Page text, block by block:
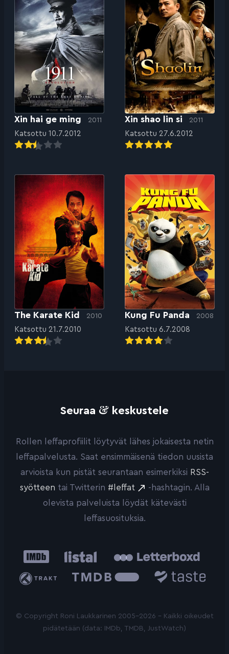
Xin hai ge ming 2011
Katsottu 10.7.2012
Xin shao lin si 2011
Katsottu 27.6.2012
The Karate Kid 2010
Katsottu 21.7.2010
Kung Fu Panda 2008
Katsottu 6.7.2008
Seuraa & keskustele
Rollen leffaprofiilit löytyvät lähes jokaisesta netin
leffapalvelusta. Saat ensimmäisenä tiedon uusista
arvioista kun pistät seurantaan esimerkiksi RSS-
syötteen tai Twitterin #leffat
-hashtagin. Alla
olevista palveluista löydät kätevästi
leffasuosituksia.
IMDb Listal
Trakt
Database
© Copyright Roni Laukkarinen 2005-2026 - Kaikki oikeudet
pidätetään (data: IMDb, TMDB, JustWatch)